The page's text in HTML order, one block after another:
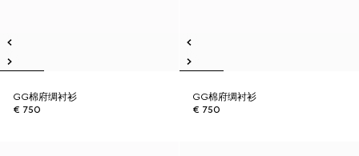
GG棉府绸衬衫
€ 750
GG棉府绸衬衫
€ 750